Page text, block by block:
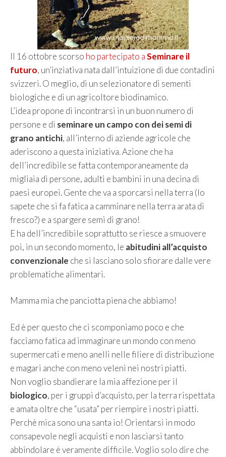
Il 16 ottobre scorso ho partecipato aSeminare il
futuro, un’inziativa nata dall’intuizione di due contadini
svizzeri. O meglio, di un selezionatore di sementi
biologiche e di un agricoltore biodinamico.
L’idea propone di incontrarsi in un buon numero di
persone e di seminare un campo con dei semi di
grano antichi, all’interno di aziende agricole che
aderiscono a questa iniziativa. Azione che ha
dell’incredibile se fatta contemporaneamente da
migliaia di persone, adulti e bambini in una decina di
paesi europei. Gente che va a sporcarsi nella terra (lo
sapete che si fa fatica a camminare nella terra arata di
fresco?) e a spargere semi di grano!
E ha dell’incredibile soprattutto se riesce a smuovere
poi, in un secondo momento, le abitudini all’acquisto
convenzionale che si lasciano solo sfiorare dalle vere
problematiche alimentari.
Mamma mia che panciotta piena che abbiamo!
Ed è per questo che ci scomponiamo poco e che
facciamo fatica ad immaginare un mondo con meno
supermercati e meno anelli nelle filiere di distribuzione
e magari anche con meno veleni nei nostri piatti.
Non voglio sbandierare la mia affezione per il
biologico, per i gruppi d’acquisto, per la terra rispettata
e amata oltre che “usata” per riempire i nostri piatti.
Perchè mica sono una santa io! Orientarsi in modo
consapevole negli acquisti e non lasciarsi tanto
abbindolare è veramente difficile. Voglio solo dire che